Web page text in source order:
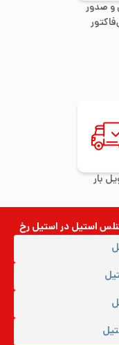
و صدور
بار
استیلدر استیل رخ